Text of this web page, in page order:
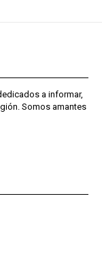
a informar,
Somos amantes